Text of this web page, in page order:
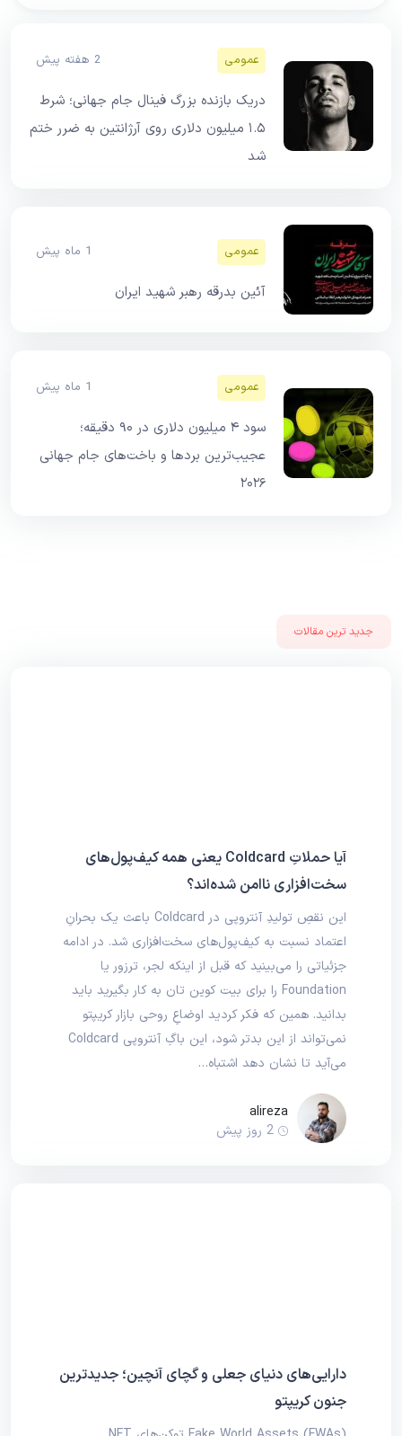
عمومی 2 هفته پیش
دریک بازنده بزرگ فینال جام جهانی؛ شرط
۱.۵ میلیون دلاری روی آرژانتین به ضرر ختم
شد
عمومی 1 ماه پیش
آئین بدرقه رهبر شهید ایران
عمومی 1 ماه پیش
سود ۴ میلیون دلاری در ۹۰ دقیقه؛
عجیب‌ترین بردها و باخت‌های جام جهانی
۲۰۲۶
جدید ترین مقالات
آیا حملاتِ Coldcard یعنی همه کیف‌پول‌های
سخت‌افزاری ناامن شده‌اند؟
این نقصِ تولیدِ آنتروپی در Coldcard باعث یک بحرانِ
اعتماد نسبت به کیف‌پول‌های سخت‌افزاری شد. در ادامه
جزئیاتی را می‌بینید که قبل از اینکه لجر، ترزور یا
Foundation را برای بیت‌ کوین‌ تان به کار بگیرید باید
بدانید. همین که فکر کردید اوضاعِ روحی بازار کریپتو
نمی‌تواند از این بدتر شود، این باگِ آنتروپی Coldcard
می‌آید تا نشان دهد اشتباه…
alireza
2 روز پیش
دارایی‌های دنیای جعلی و گچای آنچین؛ جدیدترین
جنون کریپتو